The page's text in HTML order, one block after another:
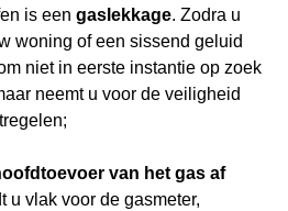
is een gaslekkage. Zodra u
woning of een sissend geluid
niet in eerste instantie op zoek
neemt u voor de veiligheid
van het gas af
u vlak voor de gasmeter,